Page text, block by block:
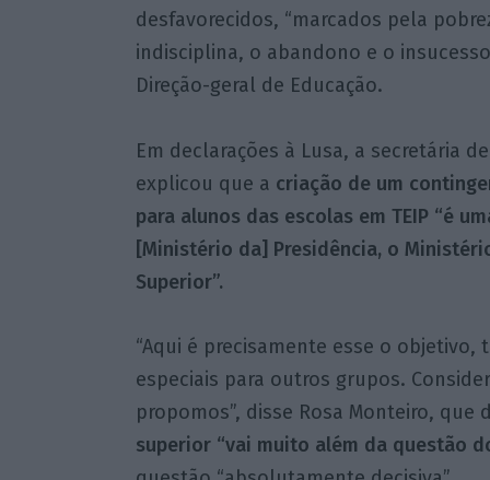
desfavorecidos, “marcados pela
indisciplina, o abandono e o
Direção-geral de Educação.
Em declarações à Lusa, a secretária
explicou que a criação de um
para alunos das escolas em TEIP “é
[Ministério da] Presidência, o
Superior”.
“Aqui é precisamente esse o
especiais para outros grupos.
propomos”, disse Rosa Monteiro, que
superior “vai muito além da questão